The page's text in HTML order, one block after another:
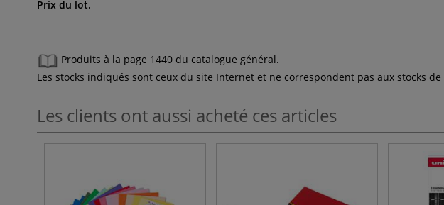
Prix du lot.
Produits à la page 1440 du catalogue général.
Les stocks indiqués sont ceux du site Internet et ne correspondent pas aux stocks de
Les clients ont aussi acheté ces articles